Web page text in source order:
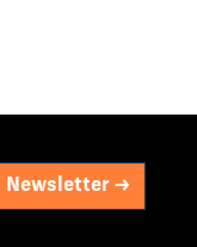
Newsletter ->